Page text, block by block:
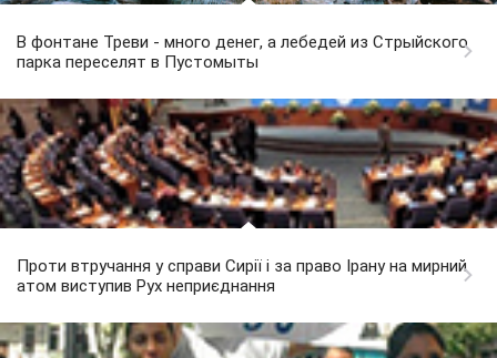
В фонтане Треви - много денег, а лебедей из Стрыйского
парка переселят в Пустомыты
Проти втручання у справи Сирії і за право Ірану на мирний
атом виступив Рух неприєднання